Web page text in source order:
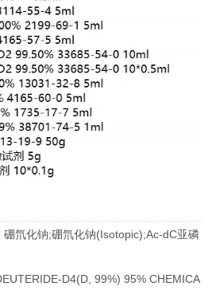
硼氘化钠;硼氘化钠(Isotopic);Ac-dC亚磷
D4(D, 99%) 95% CHEMICA